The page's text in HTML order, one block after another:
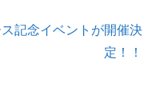
記念イベントが開催決
定！！